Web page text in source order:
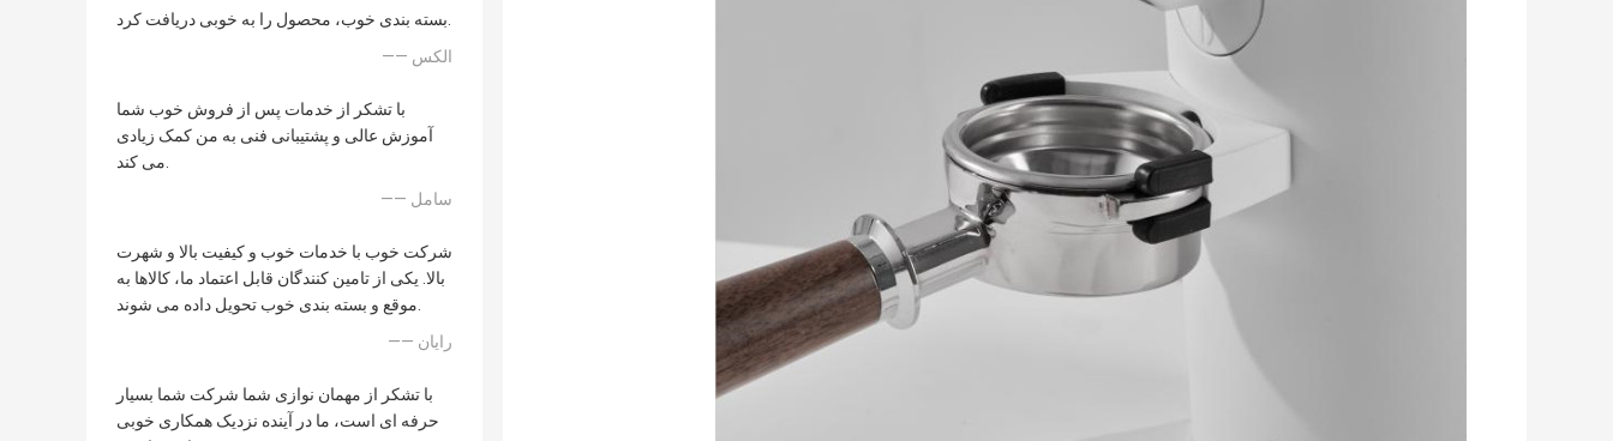
بسته بندی خوب، محصول را به خوبی دریافت کرد.
—— الکس
با تشکر از خدمات پس از فروش خوب شما
آموزش عالی و پشتیبانی فنی به من کمک زیادی
می کند.
—— سامل
شرکت خوب با خدمات خوب و کیفیت بالا و شهرت
بالا. یکی از تامین کنندگان قابل اعتماد ما، کالاها به
موقع و بسته بندی خوب تحویل داده می شوند.
—— رایان
با تشکر از مهمان نوازی شما شرکت شما بسیار
حرفه ای است، ما در آینده نزدیک همکاری خوبی